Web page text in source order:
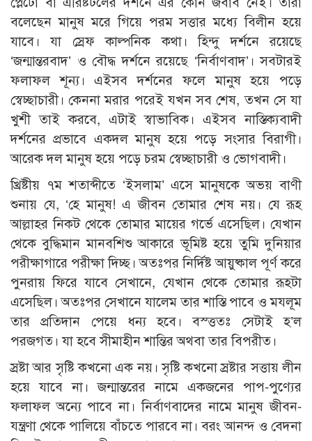
বলেছেন মানুষ মরে গিয়ে পরম সত্তার মধ্যে বিলীন হয়ে
যাবে। যা স্রেফ কাল্পনিক কথা। হিন্দু দর্শনে রয়েছে
‘জন্মান্তরবাদ’ ও বৌদ্ধ দর্শনে রয়েছে ‘নির্বাণবাদ’। সবটারই
ফলাফল শূন্য। এইসব দর্শনের ফলে মানুষ হয়ে পড়ে
স্বেচ্ছাচারী। কেননা মরার পরেই যখন সব শেষ, তখন সে যা
খুশী তাই করবে, এটাই স্বাভাবিক। এইসব নাস্তিক্যবাদী
দর্শনের প্রভাবে একদল মানুষ হয়ে পড়ে সংসার বিরাগী।
আরেক দল মানুষ হয়ে পড়ে চরম স্বেচ্ছাচারী ও ভোগবাদী।
খ্রিষ্টীয় ৭ম শতাব্দীতে ‘ইসলাম’ এসে মানুষকে অভয় বাণী
শুনায় যে, ‘হে মানুষ! এ জীবন তোমার শেষ নয়। যে রূহ
আল্লাহর নিকট থেকে তোমার মায়ের গর্ভে এসেছিল। যেখান
থেকে বুদ্ধিমান মানবশিশু আকারে ভূমিষ্ট হয়ে তুমি দুনিয়ার
পরীক্ষাগারে পরীক্ষা দিচ্ছ। অতঃপর নির্দিষ্ট আয়ুষ্কাল পূর্ণ করে
পুনরায় ফিরে যাবে সেখানে, যেখান থেকে তোমার রূহটা
এসেছিল। অতঃপর সেখানে যালেম তার শাস্তি পাবে ও মযলূম
তার প্রতিদান পেয়ে ধন্য হবে। বস্ত্ততঃ সেটাই হ’ল
পরজগত। যা হবে সীমাহীন শান্তির অথবা তার বিপরীত।
স্রষ্টা আর সৃষ্টি কখনো এক নয়। সৃষ্টি কখনো স্রষ্টার সত্তায় লীন
হয়ে যাবে না। জন্মান্তরের নামে একজনের পাপ-পুণ্যের
ফলাফল অন্যে পাবে না। নির্বাণবাদের নামে মানুষ জীবন-
যন্ত্রণা থেকে পালিয়ে বাঁচতে পারবে না। বরং আনন্দ ও বেদনা